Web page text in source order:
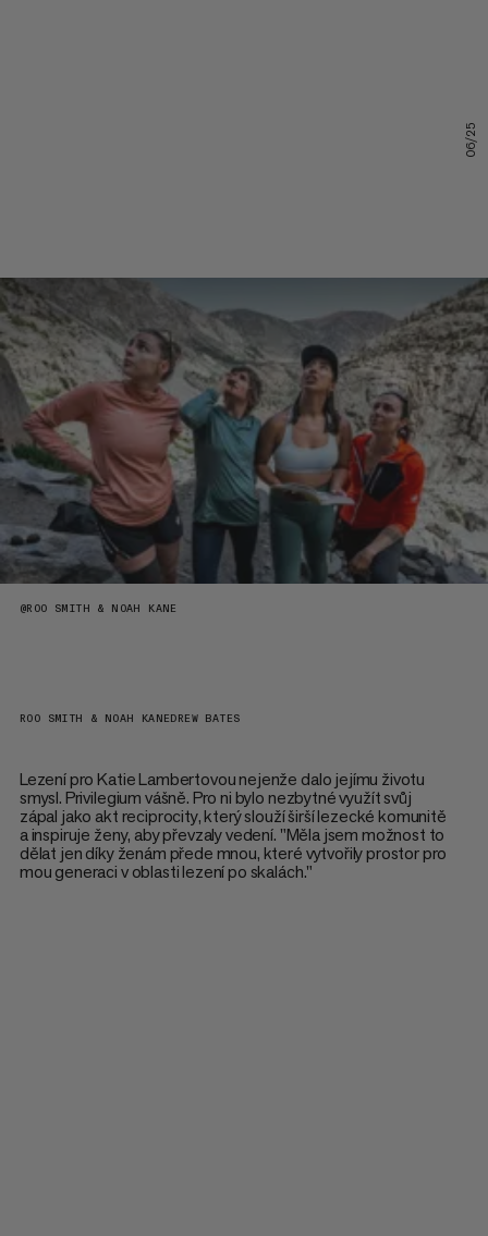
06/25
@ROO SMITH & NOAH KANE
ROO SMITH & NOAH KANEDREW BATES
Lezení pro Katie Lambertovou nejenže dalo jejímu životu
smysl. Privilegium vášně. Pro ni bylo nezbytné využít svůj
zápal jako akt reciprocity, který slouží širší lezecké komunitě
a inspiruje ženy, aby převzaly vedení. "Měla jsem možnost to
dělat jen díky ženám přede mnou, které vytvořily prostor pro
mou generaci v oblasti lezení po skalách."